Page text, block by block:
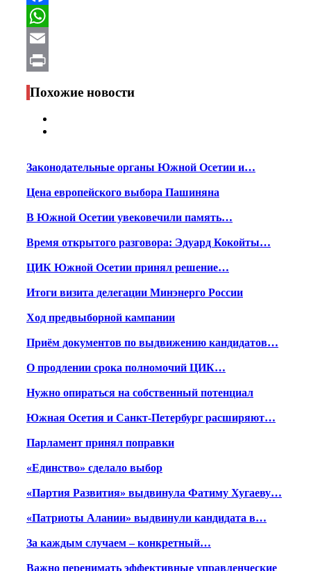
Facebook
WhatsApp
Email
Print
Похожие новости
Законодательные органы Южной Осетии и…
Цена европейского выбора Пашиняна
В Южной Осетии увековечили память…
Время открытого разговора: Эдуард Кокойты…
ЦИК Южной Осетии принял решение…
Итоги визита делегации Минэнерго России
Ход предвыборной кампании
Приём документов по выдвижению кандидатов…
О продлении срока полномочий ЦИК…
Нужно опираться на собственный потенциал
Южная Осетия и Санкт-Петербург расширяют…
Парламент принял поправки
«Единство» сделало выбор
«Партия Развития» выдвинула Фатиму Хугаеву…
«Патриоты Алании» выдвинули кандидата в…
За каждым случаем – конкретный…
Важно перенимать эффективные управленческие